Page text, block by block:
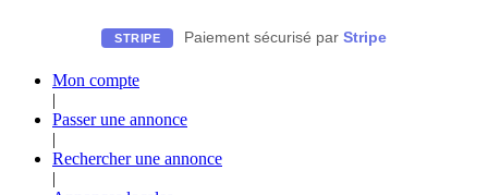
STRIPE Paiement sécurisé par Stripe
Mon compte
|
Passer une annonce
|
Rechercher une annonce
|